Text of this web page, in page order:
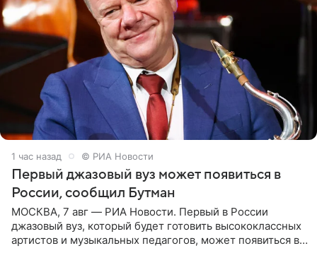
1 час назад © РИА Новости
Первый джазовый вуз может появиться в
России, сообщил Бутман
МОСКВА, 7 авг — РИА Новости. Первый в России
джазовый вуз, который будет готовить высококлассных
артистов и музыкальных педагогов, может появиться в